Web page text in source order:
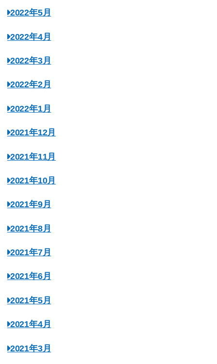
2022年5月
2022年4月
2022年3月
2022年2月
2022年1月
2021年12月
2021年11月
2021年10月
2021年9月
2021年8月
2021年7月
2021年6月
2021年5月
2021年4月
2021年3月